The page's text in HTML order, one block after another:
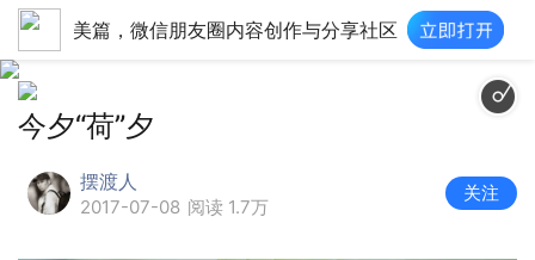
美篇，微信朋友圈内容创作与分享社区
今夕“荷”夕
摆渡人
2017-07-08 阅读 1.7万
关注
心|http://imgcache.qq.com/music/photo/album_300/80/